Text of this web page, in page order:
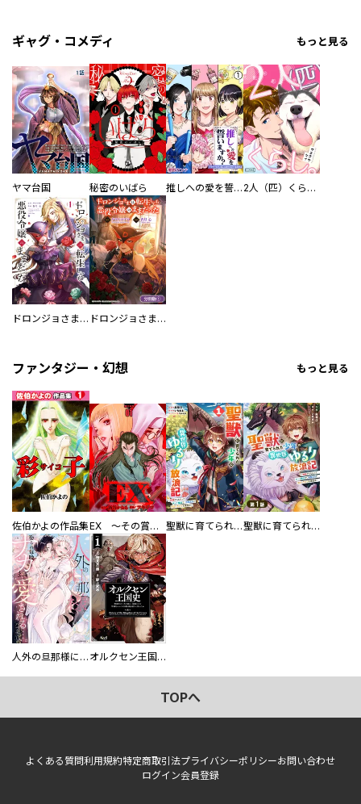
ギャグ・コメディ もっと見る
ヤマ台国 秘密のいばら 推しへの愛を誓いますか？～アラサー女子、推しは逃げぬが人生逃げる～ 2人（匹）くらし。
ドロンジョさまは転生しても悪役令嬢のままだった ドロンジョさまは転生しても悪役令嬢のままだった【分冊版】
ファンタジー・幻想 もっと見る
佐伯かよの作品集 EX ～その賞金稼ぎは、世界の出口を探す～【単行本版】 聖獣に育てられた少年の異世界ゆるり放浪記～神様からもらったチート魔法で、仲間たちとスローライフを満喫中～ 聖獣に育てられた少年の異世界ゆるり放浪記～神様からもらったチート魔法で、仲間たちとスローライフを満喫中～【分冊版】
人外の旦那様に娶られ毎晩ナカまで愛される…。アンソロジー オルクセン王国史
TOPへ
よくある質問利用規約特定商取引法プライバシーポリシーお問い合わせ
ログイン会員登録